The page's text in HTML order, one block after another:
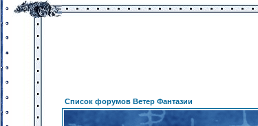
Список форумов Ветер Фантазии